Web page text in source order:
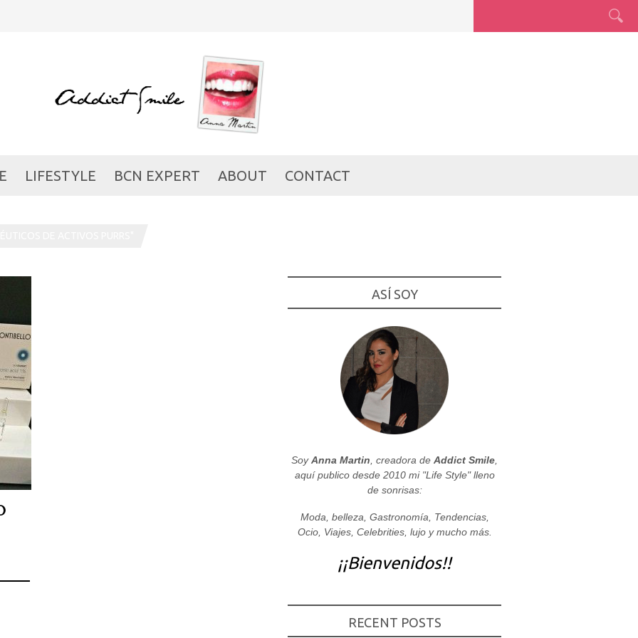
LIFESTYLE BCN EXPERT ABOUT CONTACT
ASÍ SOY
SoyAnna Martin , creadora de Addict Smile
aquí publico desde 2010 mi "Life Style" lleno
de sonrisas:
Moda, belleza, Gastronomía, Tendencias,
Ocio, Viajes, Celebrities, lujo y mucho más.
¡¡Bienvenidos!!
RECENT POSTS